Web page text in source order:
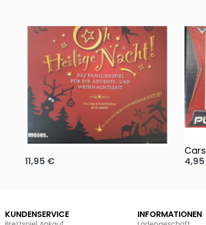
Oh, heilige Nacht!
11,95 €
Cars
4,95
KUNDENSERVICE INFORMATIONEN